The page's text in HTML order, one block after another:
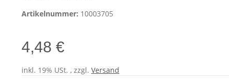
Artikelnummer: 10003705
4,48 €
inkl. 19% USt. , zzgl. Versand